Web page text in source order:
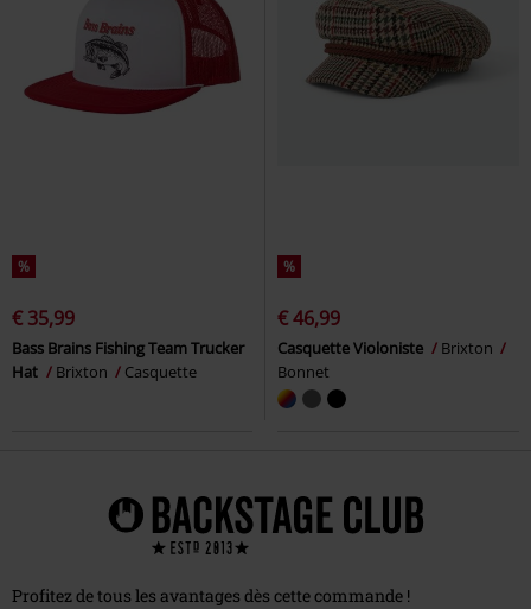
%
€ 35,99
Bass Brains Fishing Team Trucker
Hat
Brixton Casquette
%
€ 46,99
Casquette Violoniste
Brixton
Bonnet
Profitez de tous les avantages dès cette commande !